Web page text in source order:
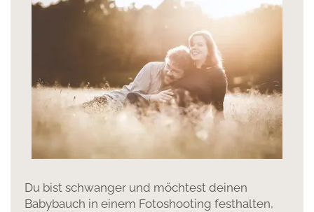
Du bist schwanger und möchtest deinen
Babybauch in einem Fotoshooting festhalten,